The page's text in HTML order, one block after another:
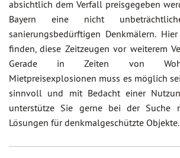
absichtlich dem Verfall preisgegeben
Bayern eine nicht
sanierungsbedürftigen Denkmälern.
finden, diese Zeitzeugen vor weiterem
Gerade in Zeiten von
Mietpreisexplosionen muss es möglich
sinnvoll und mit Bedacht einer
unterstütze Sie gerne bei der Suche
Lösungen für denkmalgeschützte Objekte.